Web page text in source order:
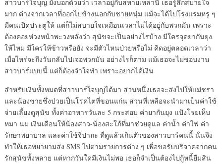
สาวบาร์ใจบุญ ยังบอกด้วยว่า เวลาอยู่กับสหายเหล่านี้ เธอรู้สึกสบายใจ
มาก ต่างจากเวลาที่ออกไปข้างนอกกับชายหนุ่ม แม้จะได้ไปโรงแรมหรู ๆ
มีคนเปิดประตูให้ แต่ก็ไม่สบายใจเหมือนเวลาไม่ได้อยู่กับพวกมัน เพราะ
ต้องคอยห่วงหน้าพะวงหลังว่า สุนัขจะเป็นอย่างไรบ้าง มีใครจุดยากันยุง
ให้ไหม มีใครให้ข้าวหรือยัง จะมีตัวไหนป่วยหรือไม่ คิดอยู่ตลอดเวลาว่า
เมื่อไหร่จะถึงวันกลับไปเจอพวกมัน อย่างไรก็ตาม แม้เธอจะไม่ชอบงาน
สาวบาร์แบบนี้ แต่ก็ต้องจำใจทำ เพราะอยากได้เงิน
สำหรับเงินทั้งหมดที่สาวบาร์ใจบุญได้มา ส่วนหนึ่งเธอจะส่งไปให้แม่ชรา
และน้องชายซึ่งป่วยเป็นโรคไตที่ขอนแก่น ส่วนที่เหลือจะนำมาเป็นค่าใช้
จ่ายเลี้ยงดูสุนัข ทั้งค่าอาหารวันละ 5 กระสอบ ค่ายากันยุง แป้งโรยเห็บ
หมา นม เงินเดือนให้น้องสาว-น้องสะใภ้ที่มาช่วยดูแล ค่าน้ำ ค่าไฟ ค่า
รักษาพยาบาล และค่าใช้จิปาถะ ที่ดูแล้วเกินตัวของสาวบาร์คนนี้ นั่นจึง
ทำให้เธอพยายามส่ง SMS ไปตามรายการต่าง ๆ เพื่อขอรับบริจาคจากคน
รักสุนัขทั้งหลาย แต่หากวันใดมีเงินไม่พอ เธอก็จำเป็นต้องไปกู้หนี้ยืมสิน